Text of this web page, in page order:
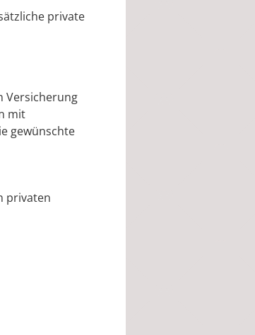
private
Versicherung
mit
gewünschte
privaten